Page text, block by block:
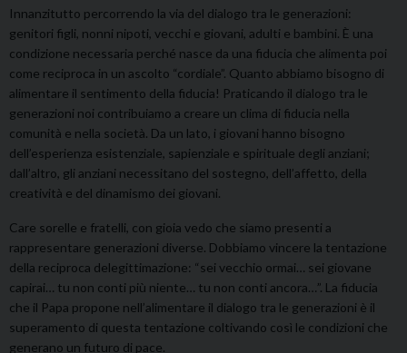
Innanzitutto percorrendo la via del dialogo tra le generazioni:
genitori figli, nonni nipoti, vecchi e giovani, adulti e bambini. È una
condizione necessaria perché nasce da una fiducia che alimenta poi
come reciproca in un ascolto “cordiale”. Quanto abbiamo bisogno di
alimentare il sentimento della fiducia! Praticando il dialogo tra le
generazioni noi contribuiamo a creare un clima di fiducia nella
comunità e nella società. Da un lato, i giovani hanno bisogno
dell’esperienza esistenziale, sapienziale e spirituale degli anziani;
dall’altro, gli anziani necessitano del sostegno, dell’affetto, della
creatività e del dinamismo dei giovani.
Care sorelle e fratelli, con gioia vedo che siamo presenti a
rappresentare generazioni diverse. Dobbiamo vincere la tentazione
della reciproca delegittimazione: “sei vecchio ormai… sei giovane
capirai… tu non conti più niente… tu non conti ancora…”. La fiducia
che il Papa propone nell’alimentare il dialogo tra le generazioni è il
superamento di questa tentazione coltivando così le condizioni che
generano un futuro di pace.